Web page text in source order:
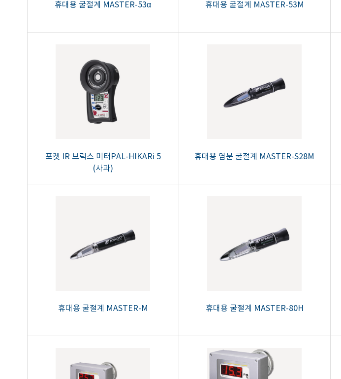
휴대용 굴절계 MASTER-53α 휴대용 굴절계 MASTER-53M
포켓 IR 브릭스 미터PAL-HIKARi 5
(사과)
휴대용 염분 굴절계 MASTER-S28M
휴대용 굴절계 MASTER-M 휴대용 굴절계 MASTER-80H